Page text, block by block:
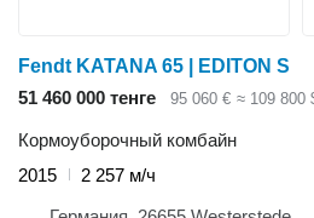
Fendt KATANA 65 | EDITON S
51 460 000 тенге
95 060 € ≈ 109 800
Кормоуборочный комбайн
2015
2 257 м/ч